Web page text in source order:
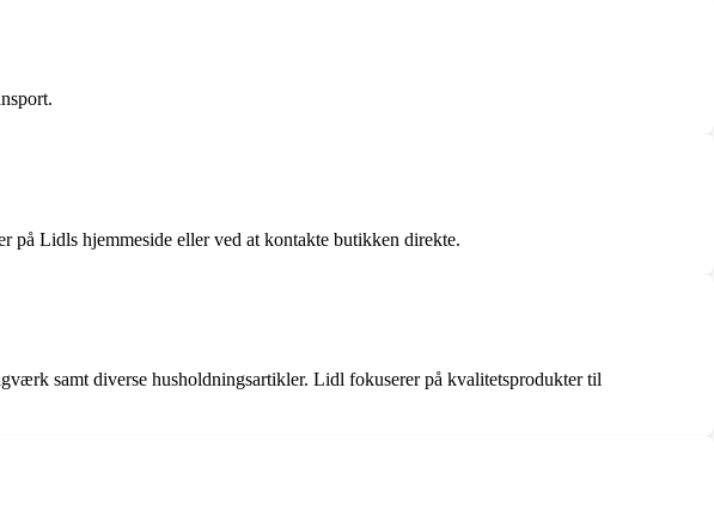
på Lidls hjemmeside eller ved at kontakte butikken direkte.
samt diverse husholdningsartikler. Lidl fokuserer på kvalitetsprodukter til